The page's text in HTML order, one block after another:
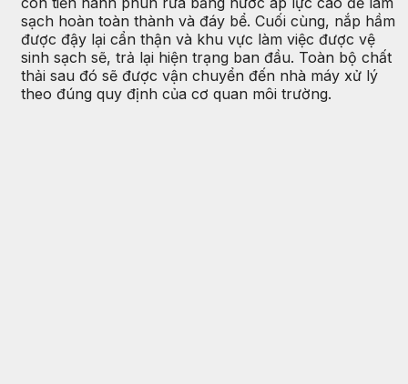
sạch hoàn toàn thành và đáy bể. Cuối cùng, nắp hầm
được đậy lại cẩn thận và khu vực làm việc được vệ
sinh sạch sẽ, trả lại hiện trạng ban đầu. Toàn bộ chất
thải sau đó sẽ được vận chuyển đến nhà máy xử lý
theo đúng quy định của cơ quan môi trường.